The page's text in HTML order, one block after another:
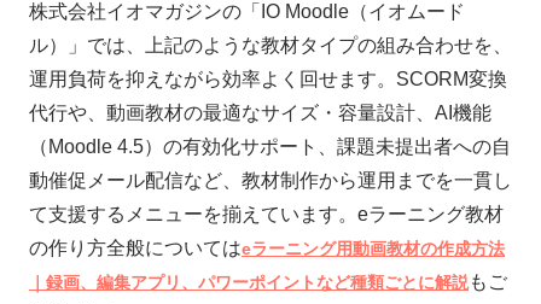
株式会社イオマガジンの「IO Moodle（イオムード
ル）」では、上記のような教材タイプの組み合わせを、
運用負荷を抑えながら効率よく回せます。SCORM変換
代行や、動画教材の最適なサイズ・容量設計、AI機能
（Moodle 4.5）の有効化サポート、課題未提出者への自
動催促メール配信など、教材制作から運用までを一貫し
て支援するメニューを揃えています。eラーニング教材
の作り方全般についてはeラーニング用動画教材の作成方法
｜録画、編集アプリ、パワーポイントなど種類ごとに解説もご